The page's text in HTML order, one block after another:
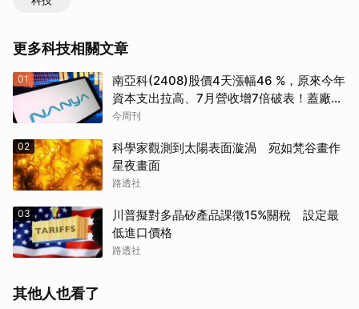
更多科技相關文章
01
南亞科(2408)股價4天漲幅46 %，原來今年
資本支出拉高、7月營收增7倍破表！蓋廠買
設備最新營運目標曝光
今周刊
02
科學家觀測到太陽表面漩渦 宛如梵谷畫作
星夜畫面
路透社
03
川普擬對多晶矽產品課徵15%關稅 設定最
低進口價格
路透社
其他人也看了